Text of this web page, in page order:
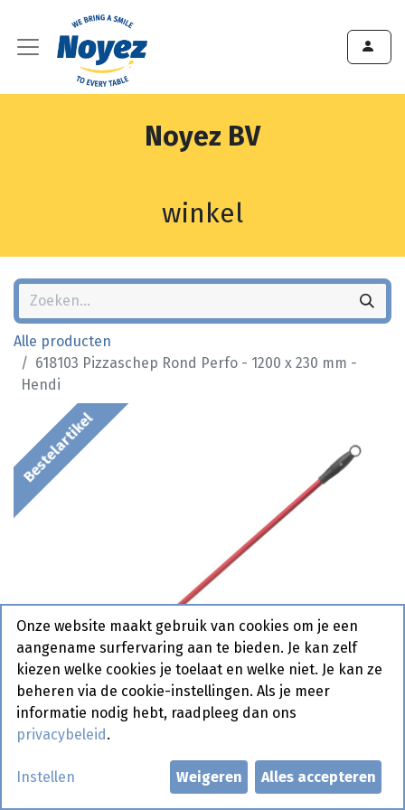
Noyez BV
winkel
Alle producten
618103 Pizzaschep Rond Perfo - 1200 x 230 mm -
Hendi
Bestelartikel
618103 Pizzaschep Rond Perfo -
Onze website maakt gebruik van cookies om je een
aangename surfervaring aan te bieden. Je kan zelf
kiezen welke cookies je toelaat en welke niet. Je kan ze
beheren via de cookie-instellingen. Als je meer
informatie nodig hebt, raadpleeg dan ons
privacybeleid .
Instellen Weigeren Alles accepteren